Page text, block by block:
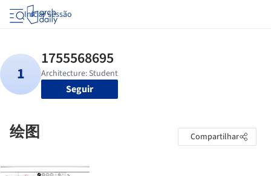
Iniciar sessão
Seguir
绘图 Compartilhar